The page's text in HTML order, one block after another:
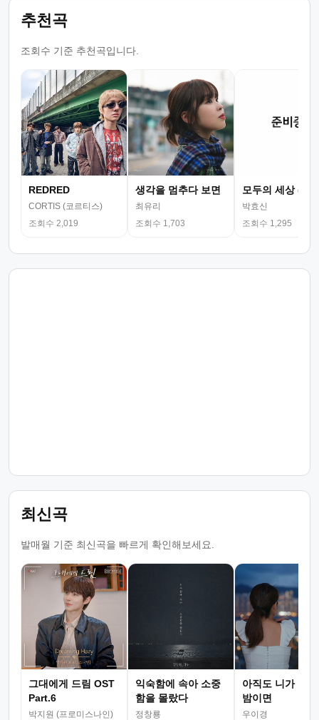
추천곡
조회수 기준 추천곡입니다.
REDRED
CORTIS (코르티스)
조회수 2,019
생각을 멈추다 보면
최유리
조회수 1,703
모두의 세상 (뮤
박효신
조회수 1,295
최신곡
발매월 기준 최신곡을 빠르게 확인해보세요.
그대에게 드림 OST
Part.6
박지원 (프로미스나인)
익숙함에 속아 소중
함을 몰랐다
정창룡
아직도 니가 그
밤이면
우이경